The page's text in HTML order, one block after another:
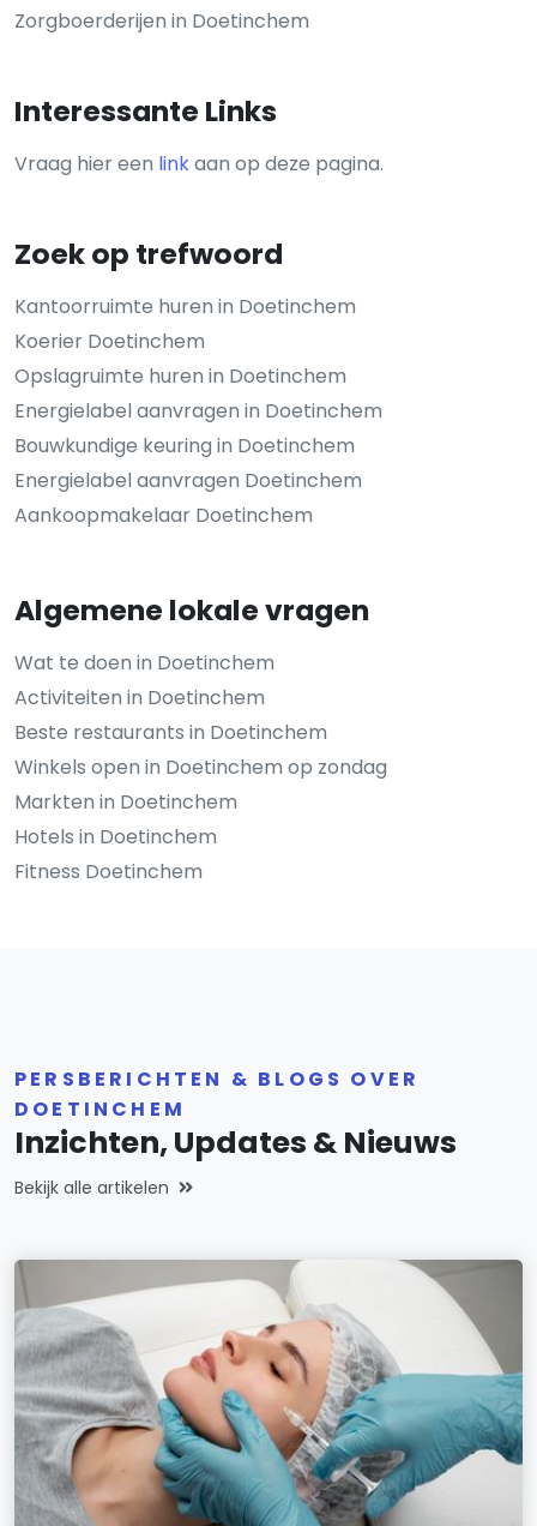
Zorgboerderijen in Doetinchem
Interessante Links
Vraag hier een linkaan op deze pagina.
Zoek op trefwoord
Kantoorruimte huren in Doetinchem
Koerier Doetinchem
Opslagruimte huren in Doetinchem
Energielabel aanvragen in Doetinchem
Bouwkundige keuring in Doetinchem
Energielabel aanvragen Doetinchem
Aankoopmakelaar Doetinchem
Algemene lokale vragen
Wat te doen in Doetinchem
Activiteiten in Doetinchem
Beste restaurants in Doetinchem
Winkels open in Doetinchem op zondag
Markten in Doetinchem
Hotels in Doetinchem
Fitness Doetinchem
PERSBERICHTEN & BLOGS OVER
DOETINCHEM
Inzichten, Updates & Nieuws
Bekijk alle artikelen